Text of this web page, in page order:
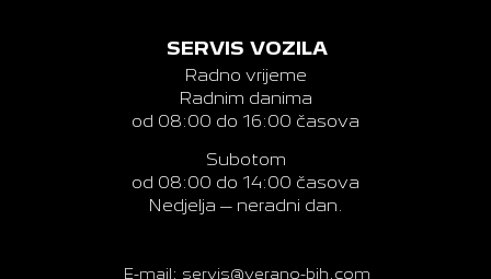
SERVIS VOZILA
Radno vrijeme
Radnim danima
od 08:00 do 16:00 časova
Subotom
od 08:00 do 14:00 časova
Nedjelja – neradni dan.
E-mail: servis@verano-bih.com